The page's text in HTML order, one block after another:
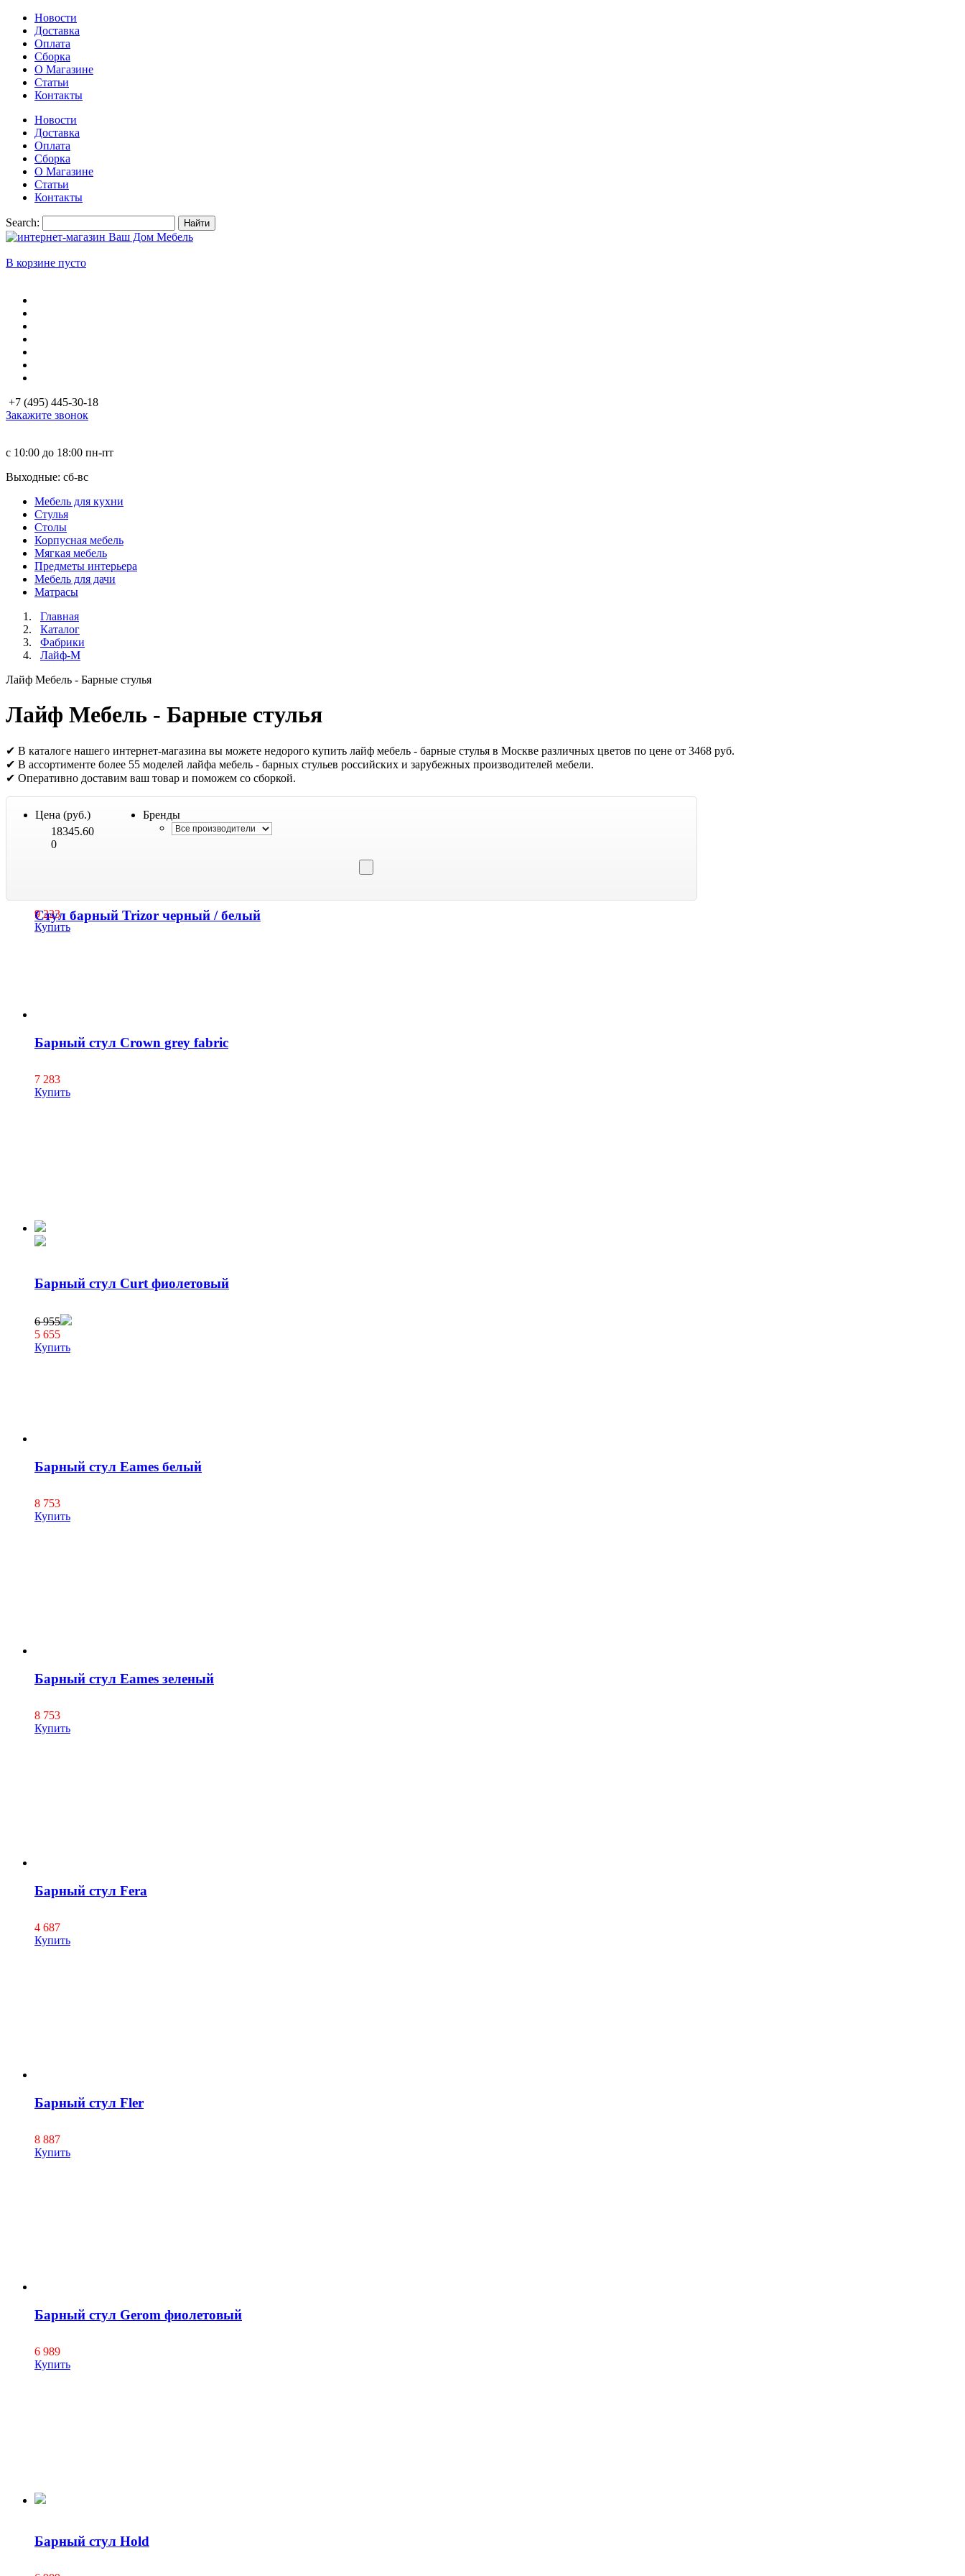
Новости
Доставка
Оплата
Сборка
О Магазине
Статьи
Контакты
Новости
Доставка
Оплата
Сборка
О Магазине
Статьи
Контакты
Search: Найти
В корзине пусто
+7 (495) 445-30-18
Закажите звонок
с 10:00 до 18:00 пн-пт
Выходные: сб-вc
Мебель для кухни
Стулья
Столы
Корпусная мебель
Мягкая мебель
Предметы интерьера
Мебель для дачи
Матраcы
Главная
Каталог
Фабрики
Лайф-М
Лайф Мебель - Барные стулья
Лайф Мебель - Барные стулья
✔ В каталоге нашего интернет-магазина вы можете недорого купить лайф мебель - барные стулья в Москве различных цветов по цене от 3468 руб.
✔ В ассортименте более 55 моделей лайфа мебель - барных стульев российских и зарубежных производителей мебели.
✔ Оперативно доставим ваш товар и поможем со сборкой.
Цена (руб.)
18345.60
0
Бренды
Cтул барный Trizor черный / белый
9 223
Купить
Барный стул Crown grey fabric
7 283
Купить
Барный стул Curt фиолетовый
6 955
5 655
Купить
Барный стул Eames белый
8 753
Купить
Барный стул Eames зеленый
8 753
Купить
Барный стул Fera
4 687
Купить
Барный стул Fler
8 887
Купить
Барный стул Gerom фиолетовый
6 989
Купить
Барный стул Hold